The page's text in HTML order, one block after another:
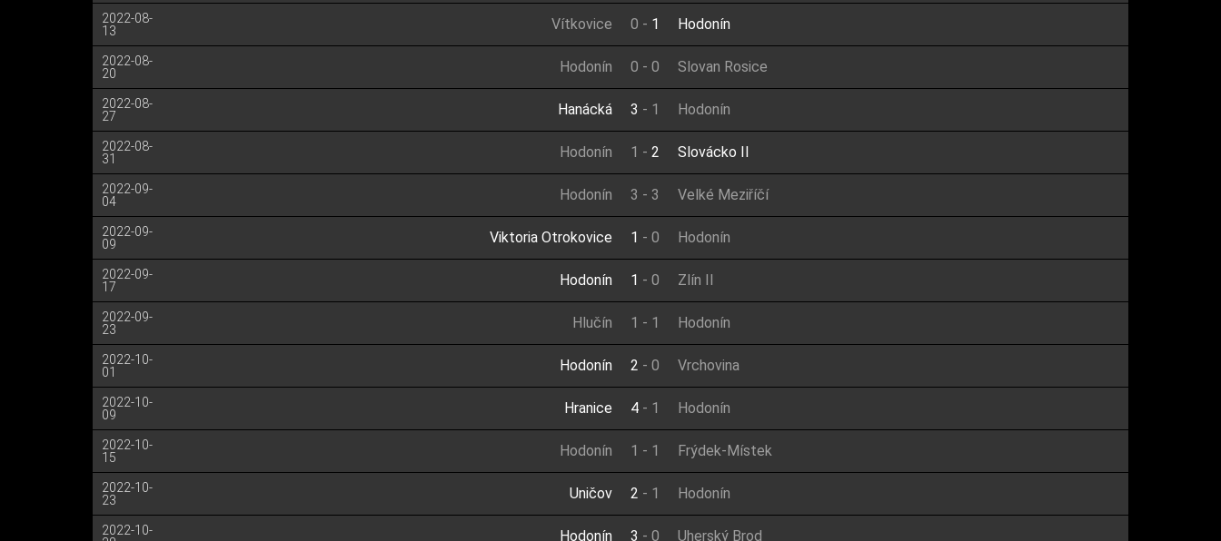
2022-08-
13
Vítkovice 0 - 1 Hodonín
2022-08-
20
Hodonín 0 - 0 Slovan Rosice
2022-08-
27
Hanácká 3 - 1 Hodonín
2022-08-
31
Hodonín 1 - 2 Slovácko II
2022-09-
04
Hodonín 3 - 3 Velké Meziříčí
2022-09-
09
Viktoria Otrokovice 1 - 0 Hodonín
2022-09-
17
Hodonín 1 - 0 Zlín II
2022-09-
23
Hlučín 1 - 1 Hodonín
2022-10-
01
Hodonín 2 - 0 Vrchovina
2022-10-
09
Hranice 4 - 1 Hodonín
2022-10-
15
Hodonín 1 - 1 Frýdek-Místek
2022-10-
23
Uničov 2 - 1 Hodonín
2022-10-
Hodonín 3 - 0 Uherský Brod